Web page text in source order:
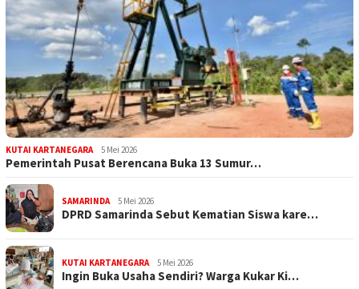
KUTAI KARTANEGARA 5 Mei 2026
Pemerintah Pusat Berencana Buka 13 Sumur…
SAMARINDA 5 Mei 2026
DPRD Samarinda Sebut Kematian Siswa kare…
KUTAI KARTANEGARA 5 Mei 2026
Ingin Buka Usaha Sendiri? Warga Kukar Ki…